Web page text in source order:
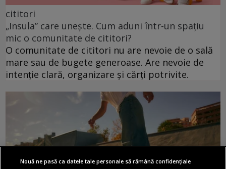
cititori
„Insula” care unește. Cum aduni într-un spațiu
mic o comunitate de cititori?
O comunitate de cititori nu are nevoie de o sală
mare sau de bugete generoase. Are nevoie de
intenție clară, organizare și cărți potrivite.
Nouă ne pasă ca datele tale personale să rămână confidențiale